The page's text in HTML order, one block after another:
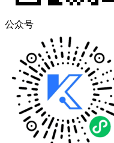
公众号